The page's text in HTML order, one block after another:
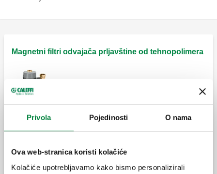
Privola Pojedinosti O nama
Ova web-stranica koristi kolačiće
Kolačiće upotrebljavamo kako bismo personalizirali
Magnetni filtri odvajača prljavštine od tehnopolimera